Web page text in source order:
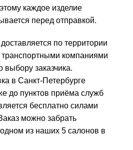
каждое изделие
перед отправкой.
по территории
транспортными компаниями
выбору заказчика.
в Санкт-Петербурге
до пунктов приёма служб
бесплатно силами
можно забрать
из наших 5 салонов в